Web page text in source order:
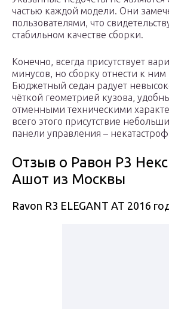
частью каждой модели. Они
пользователями, что
стабильном качестве сборки.
Конечно, всегда присутствует
минусов, но сборку отнести к ним
Бюджетный седан радует
чёткой геометрией кузова,
отменными техническими
всего этого присутствие
панели управления –
Отзыв о Равон Р3
Ашот из Москвы
Ravon R3 ELEGANT AT 2016